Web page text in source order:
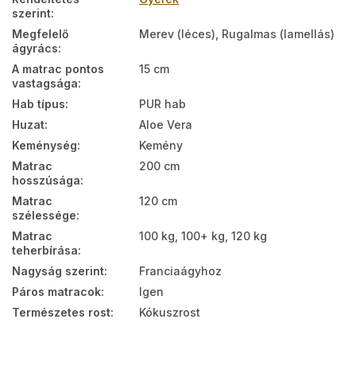
szerint:
Megfelelő
ágyrács:
Merev (léces), Rugalmas (lamellás)
A matrac pontos
vastagsága:
15 cm
Hab típus:
PUR hab
Huzat:
Aloe Vera
Keménység:
Kemény
Matrac
hosszúsága:
200 cm
Matrac
szélessége:
120 cm
Matrac
teherbírása:
100 kg, 100+ kg, 120 kg
Nagyság szerint:
Franciaágyhoz
Páros matracok:
Igen
Természetes rost: Kókuszrost